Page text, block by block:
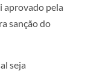
aprovado pela
sanção do
seja